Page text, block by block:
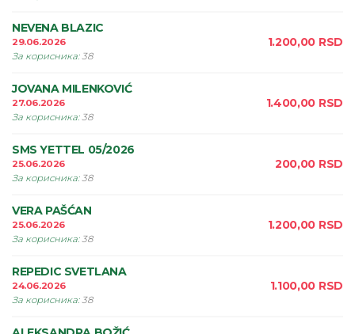
NEVENA BLAZIC
29.06.2026
За корисника:38
1.200,00 RSD
JOVANA MILENKOVIĆ
27.06.2026
За корисника:38
1.400,00 RSD
SMS YETTEL 05/2026
25.06.2026
За корисника:38
200,00 RSD
VERA PAŠĆAN
25.06.2026
За корисника:38
1.200,00 RSD
REPEDIC SVETLANA
24.06.2026
За корисника:38
1.100,00 RSD